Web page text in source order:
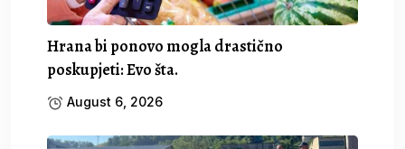
Hrana bi ponovo mogla drastično
poskupjeti: Evo šta.
August 6, 2026